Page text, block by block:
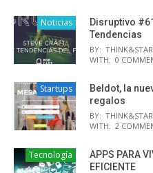
Noticias
Disruptivo
Tendencias
BY:
WITH: 0
Startups
Beldot, la
regalos
BY:
WITH: 2
Tecnología
APPS PARA
EFICIENTE